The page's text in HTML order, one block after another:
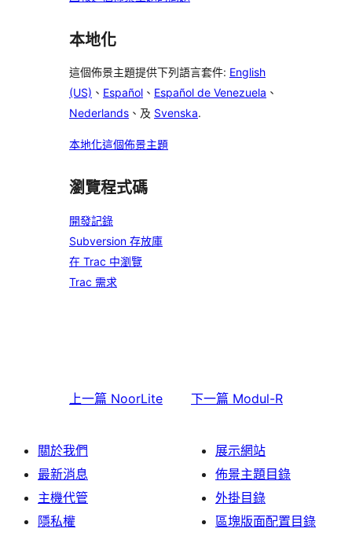
本地化
這個佈景主題提供下列語言套件: English
(US) 、 Español 、 Español de Venezuela 、
Nederlands 、及 Svenska.
本地化這個佈景主題
瀏覽程式碼
開發記錄
Subversion 存放庫
在 Trac 中瀏覽
Trac 需求
上一篇 NoorLite 下一篇 Modul-R
關於我們
最新消息
主機代管
隱私權
展示網站
佈景主題目錄
外掛目錄
區塊版面配置目錄